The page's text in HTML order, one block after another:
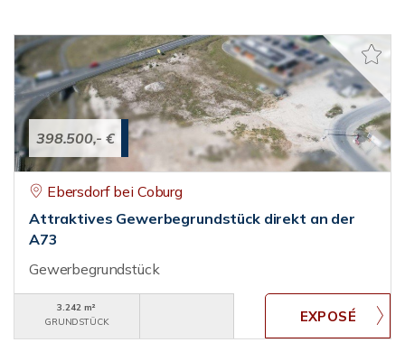
398.500,- €
Ebersdorf bei Coburg
Attraktives Gewerbegrundstück direkt an der
A73
Gewerbegrundstück
3.242 m²
GRUNDSTÜCK